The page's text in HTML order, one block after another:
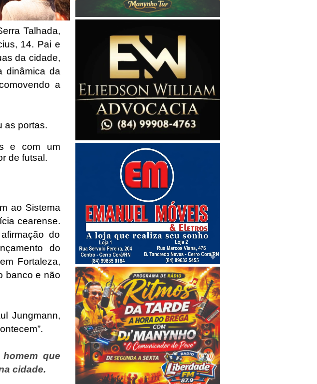
Talhada,
14. Pai e
da cidade,
dinâmica da
a
as portas.
e com um
de futsal.
ao Sistema
cearense.
do
do
Fortaleza,
banco e não
Jungmann,
que
cidade.